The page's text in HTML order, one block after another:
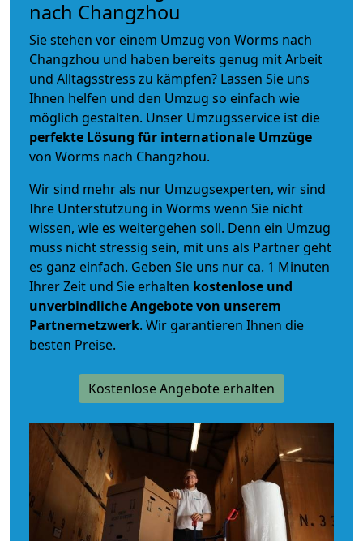
nach Changzhou
Sie stehen vor einem Umzug von Worms nach
Changzhou und haben bereits genug mit Arbeit
und Alltagsstress zu kämpfen? Lassen Sie uns
Ihnen helfen und den Umzug so einfach wie
möglich gestalten. Unser Umzugsservice ist die
perfekte Lösung für internationale Umzüge
von Worms nach Changzhou.
Wir sind mehr als nur Umzugsexperten, wir sind
Ihre Unterstützung in Worms wenn Sie nicht
wissen, wie es weitergehen soll. Denn ein Umzug
muss nicht stressig sein, mit uns als Partner geht
es ganz einfach. Geben Sie uns nur ca. 1 Minuten
Ihrer Zeit und Sie erhalten kostenlose und
unverbindlicheAngebote von unserem
Partnernetzwerk. Wir garantieren Ihnen die
besten Preise.
Kostenlose Angebote erhalten